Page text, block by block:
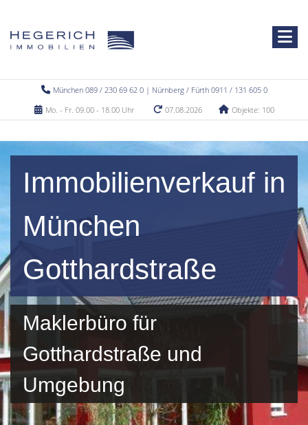
München 089 / 230 69 62 0 | Nürnberg / Fürth 0911 / 131 605 0
Mo. - Fr. 09.00 - 18.00 Uhr
07.08.2026 Objekte: 100
Immobilienverkauf in
München
Gotthardstraße
Maklerbüro für
Gotthardstraße und
Umgebung